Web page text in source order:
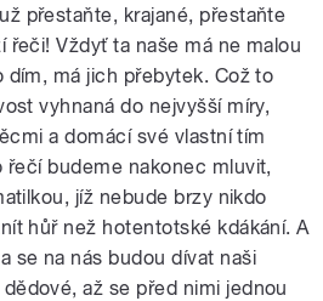
přestaňte, krajané, přestaňte
řeči! Vždyť ta naše má ne malou
dím, má jich přebytek. Což to
vyhnaná do nejvyšší míry,
a domácí své vlastní tím
řečí budeme nakonec mluvit,
jíž nebude brzy nikdo
hůř než hotentotské kdákání. A
se na nás budou dívat naši
až se před nimi jednou